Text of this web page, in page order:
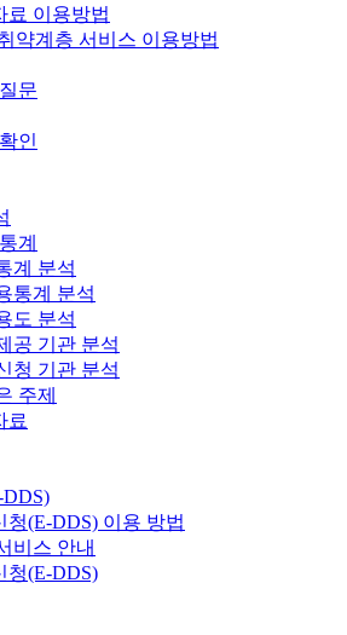
료 이용방법
약계층 서비스 이용방법
문
인
계
계 분석
통계 분석
도 분석
공 기관 분석
청 기관 분석
주제
료
청(E-DDS) 이용 방법
비스 안내
청(E-DDS)